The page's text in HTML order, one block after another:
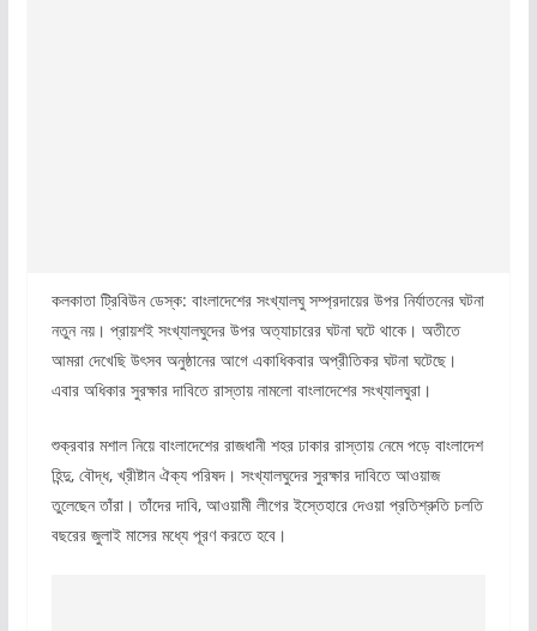
কলকাতা ট্রিবিউন ডেস্ক: বাংলাদেশের সংখ্যালঘু সম্প্রদায়ের উপর নির্যাতনের ঘটনা
নতুন নয়। প্রায়শই সংখ্যালঘুদের উপর অত্যাচারের ঘটনা ঘটে থাকে। অতীতে
আমরা দেখেছি উৎসব অনুষ্ঠানের আগে একাধিকবার অপ্রীতিকর ঘটনা ঘটেছে।
এবার অধিকার সুরক্ষার দাবিতে রাস্তায় নামলো বাংলাদেশের সংখ্যালঘুরা।
শুক্রবার মশাল নিয়ে বাংলাদেশের রাজধানী শহর ঢাকার রাস্তায় নেমে পড়ে বাংলাদেশ
হিন্দু, বৌদ্ধ, খ্রীষ্টান ঐক্য পরিষদ। সংখ্যালঘুদের সুরক্ষার দাবিতে আওয়াজ
তুলেছেন তাঁরা। তাঁদের দাবি, আওয়ামী লীগের ইস্তেহারে দেওয়া প্রতিশ্রুতি চলতি
বছরের জুলাই মাসের মধ্যে পূরণ করতে হবে।